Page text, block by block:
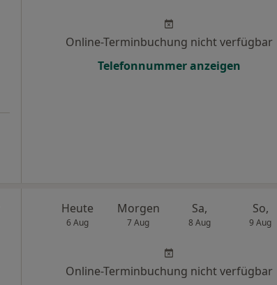
Online-Terminbuchung nicht verfügbar
Telefonnummer anzeigen
Heute
6 Aug
Morgen
7 Aug
Sa,
8 Aug
So,
9 Aug
Online-Terminbuchung nicht verfügbar